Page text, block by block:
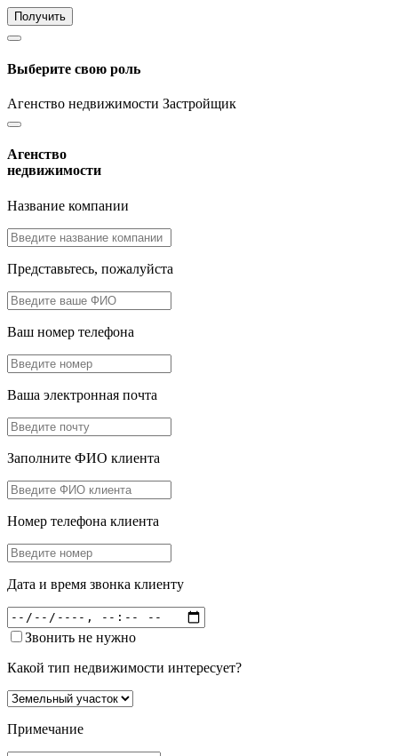
Получить
Выберите свою роль
Агенство недвижимости Застройщик
Агенство
недвижимости
Название компании
Представьтесь, пожалуйста
Ваш номер телефона
Ваша электронная почта
Заполните ФИО клиента
Номер телефона клиента
Дата и время звонка клиенту
Звонить не нужно
Какой тип недвижимости интересует?
Примечание